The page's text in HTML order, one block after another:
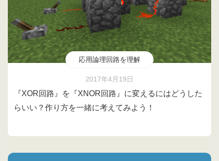
応用論理回路を理解
2017年4月19日
『XOR回路』を『XNOR回路』に変えるにはどうした
らいい？作り方を一緒に考えてみよう！